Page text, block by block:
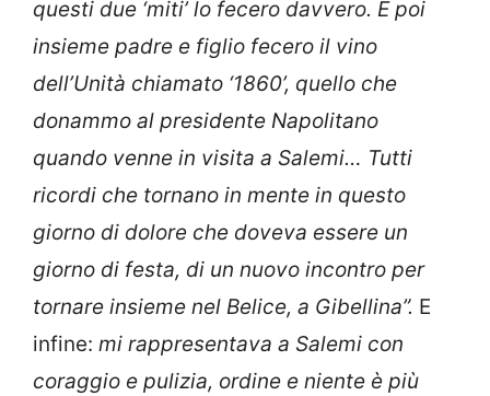
questi due ‘miti’ lo fecero davvero. E poi
insieme padre e figlio fecero il vino
dell’Unità chiamato ‘1860’, quello che
donammo al presidente Napolitano
quando venne in visita a Salemi… Tutti
ricordi che tornano in mente in questo
giorno di dolore che doveva essere un
giorno di festa, di un nuovo incontro per
tornare insieme nel Belice, a Gibellina”. E
infine: mi rappresentava a Salemi con
coraggio e pulizia, ordine e niente è più